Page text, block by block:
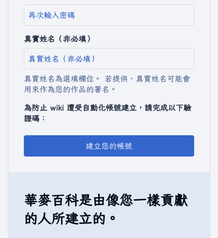
真實姓名（非必填）
真實姓名為選填欄位。 若提供，真實姓名可能會
用來作為您的作品的署名。
為防止 wiki 遭受自動化帳號建立，請完成以下驗
證碼：
建立您的帳號
華麥百科是由像您一樣貢獻
的人所建立的。